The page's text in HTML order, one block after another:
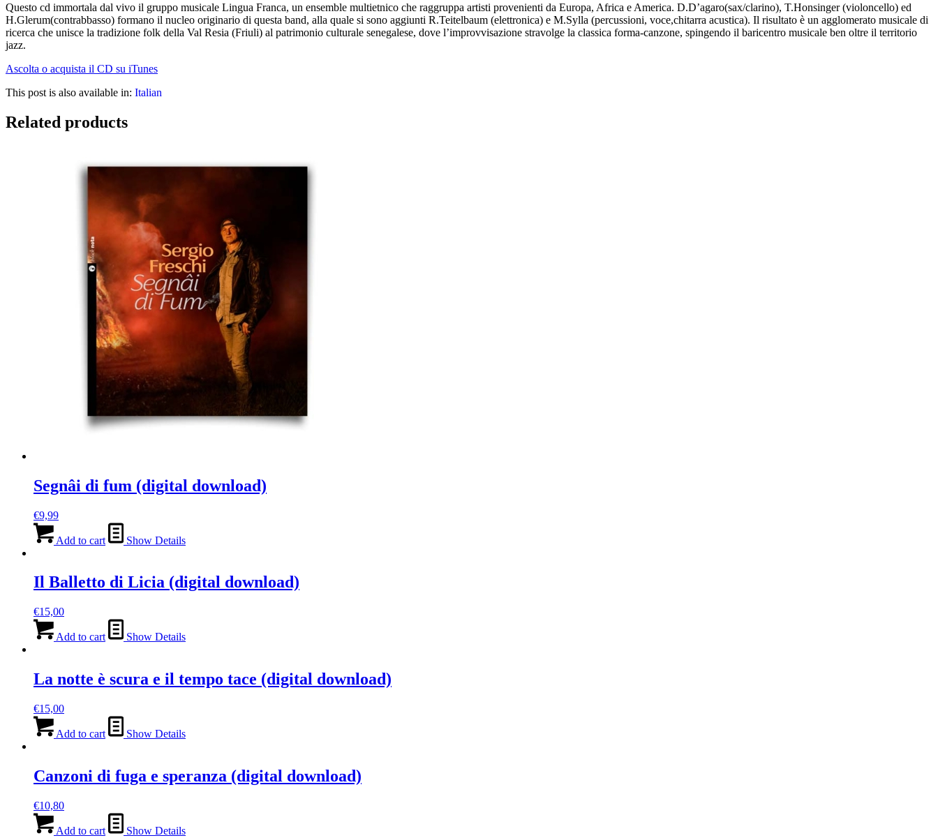
Questo cd immortala dal vivo il gruppo musicale Lingua Franca, un ensemble multietnico che raggruppa artisti provenienti da Europa, Africa e America. D.D’agaro(sax/clarino), T.Honsinger (violoncello) ed
H.Glerum(contrabbasso) formano il nucleo originario di questa band, alla quale si sono aggiunti R.Teitelbaum (elettronica) e M.Sylla (percussioni, voce,chitarra acustica). Il risultato è un agglomerato musicale di
ricerca che unisce la tradizione folk della Val Resia (Friuli) al patrimonio culturale senegalese, dove l’improvvisazione stravolge la classica forma-canzone, spingendo il baricentro musicale ben oltre il territorio
jazz.
Ascolta o acquista il CD su iTunes
This post is also available in: Italian
Related products
Segnâi di fum (digital download)
€9,99
Add to cart Show Details
Il Balletto di Licia (digital download)
€15,00
Add to cart Show Details
La notte è scura e il tempo tace (digital download)
€15,00
Add to cart Show Details
Canzoni di fuga e speranza (digital download)
€10,80
Add to cart Show Details